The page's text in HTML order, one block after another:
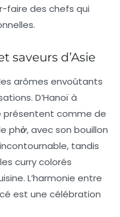
faire des chefs qui
saveurs d’Asie
arômes envoûtants
D’Hanoï à
présentent comme de
phở, avec son bouillon
tandis
currycolorés
L’harmonie entre
est une célébration